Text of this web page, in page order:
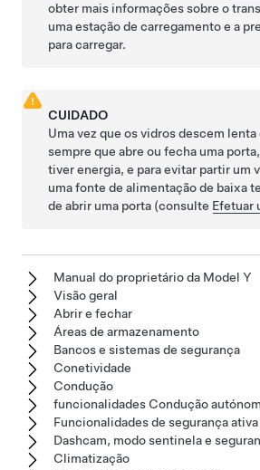
obter mais informações sobre o
uma estação de carregamento e a
para carregar.
CUIDADO
Uma vez que os vidros descem
sempre que abre ou fecha uma
tiver energia, e para evitar partir um
uma fonte de alimentação de baixa
de abrir uma porta (consulte Efetuar
Manual do proprietário da Model Y
Visão geral
Abrir e fechar
Áreas de armazenamento
Bancos e sistemas de segurança
Conetividade
Condução
funcionalidades Condução
Funcionalidades de segurança ativa
Dashcam, modo sentinela e
Climatização